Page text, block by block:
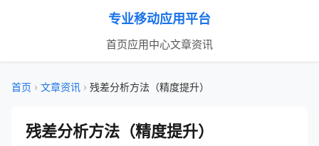
专业移动应用平台
首页应用中心文章资讯
首页 › 文章资讯 › 残差分析方法（精度提升）
残差分析方法（精度提升）